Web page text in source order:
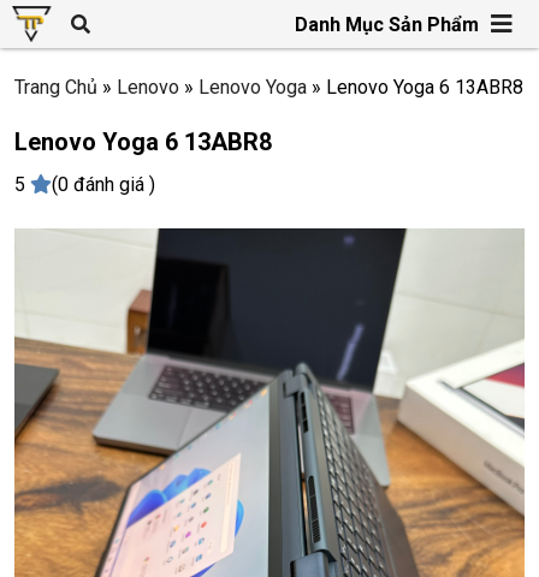
Danh Mục Sản Phẩm
Trang Chủ » Lenovo » Lenovo Yoga » Lenovo Yoga 6 13ABR8
Lenovo Yoga 6 13ABR8
5 (0 đánh giá )